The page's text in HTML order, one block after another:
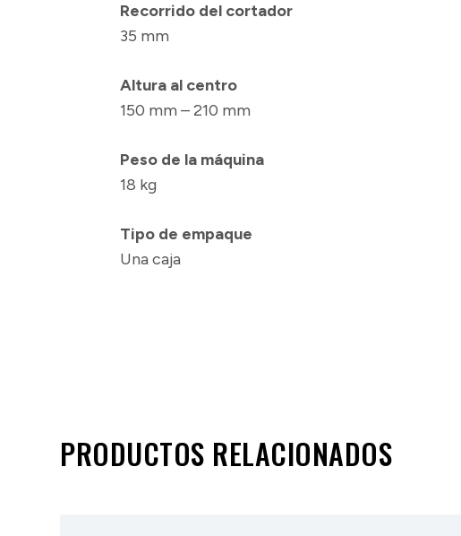
Recorrido del cortador
35 mm
Altura al centro
150 mm – 210 mm
Peso de la máquina
18 kg
Tipo de empaque
Una caja
PRODUCTOS RELACIONADOS